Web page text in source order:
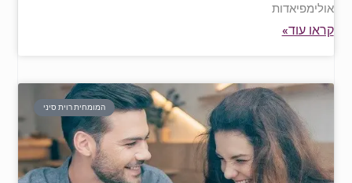
אולימפיאדות
קראו עוד»
המומחית רוית סיני